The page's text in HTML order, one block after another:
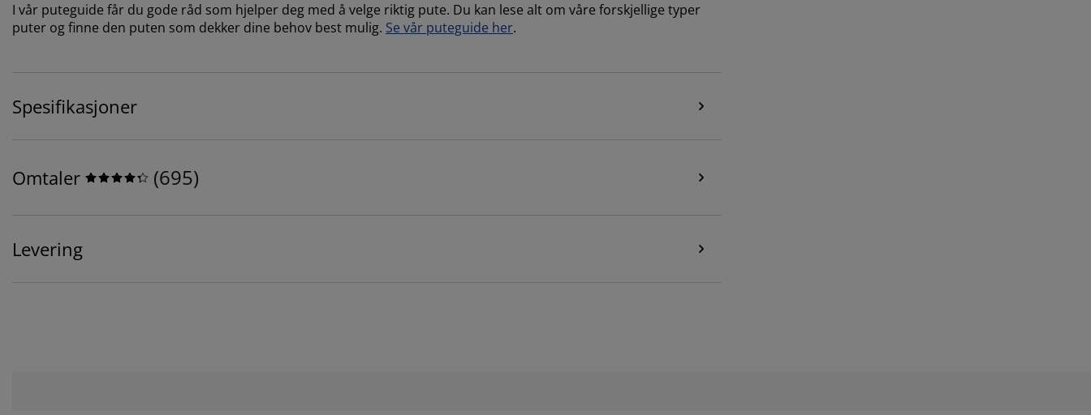
I vår puteguide får du gode råd som hjelper deg med å velge riktig pute. Du kan lese alt om våre forskjellige typer
puter og finne den puten som dekker dine behov best mulig. Se vår puteguide her.
Spesifikasjoner
Omtaler (695)
Levering